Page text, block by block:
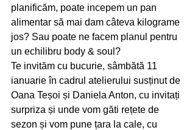
planificăm, poate incepem un pan
alimentar să mai dam câteva kilograme
jos? Sau poate ne facem planul pentru
un echilibru body & soul?
Te invităm cu bucurie, sâmbătă 11
ianuarie în cadrul atelierului susținut de
Oana Teșoi și Daniela Anton, cu invitați
surpriza și unde vom găti rețete de
sezon și vom pune țara la cale, cu